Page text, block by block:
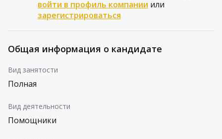
войти в профиль компании или
зарегистрироваться
Общая информация о кандидате
Вид занятости
Полная
Вид деятельности
Помощники